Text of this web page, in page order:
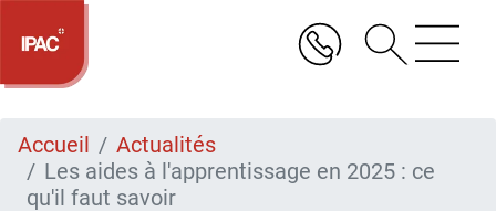
Aller
contenu
Accueil
Actualités
Les aides à l'apprentissage en 2025 : ce
qu'il faut savoir